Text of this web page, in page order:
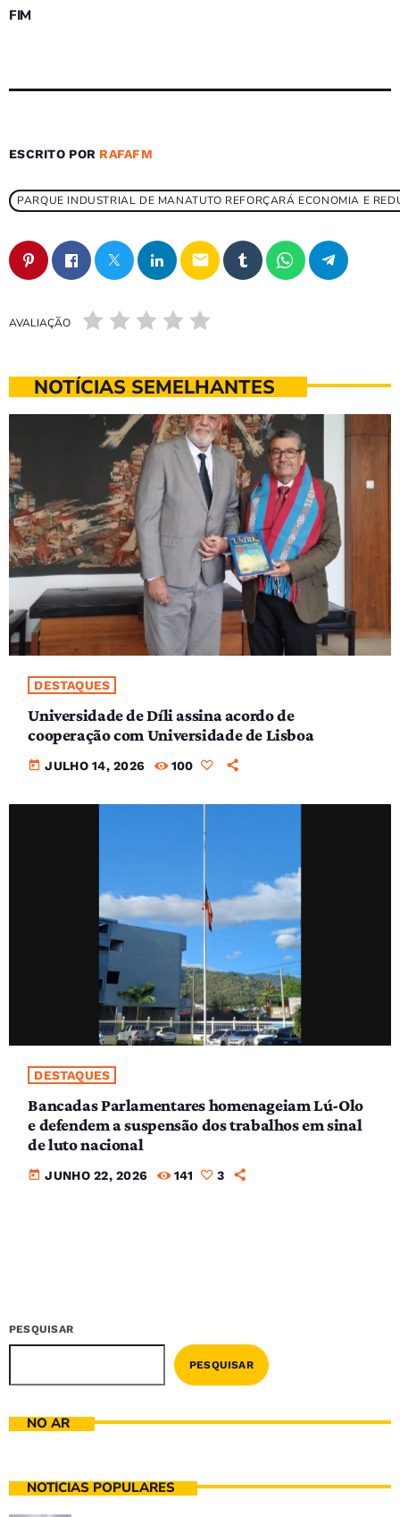
FIM
ESCRITO POR RAFAFM
PARQUE INDUSTRIAL DE MANATUTO REFORÇARÁ ECONOMIA E
email
AVALIAÇÃO
NOTÍCIAS SEMELHANTES
DESTAQUES
Universidade de Díli assina acordo de
cooperação com Universidade de Lisboa
today JULHO 14, 2026 100
DESTAQUES
Bancadas Parlamentares homenageiam Lú-Olo
e defendem a suspensão dos trabalhos em sinal
de luto nacional
today JUNHO 22, 2026 141 3
PESQUISAR
PESQUISAR
NO AR
NOTÍCIAS POPULARES